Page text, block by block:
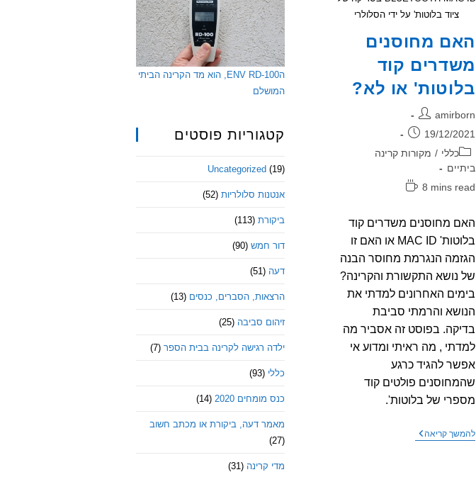
הENV RD-100, הוא מד הקרינה הביתי
המושלם
קטגוריות פוסטים
Uncategorized (19)
אנטנות סלולריות (52)
ביקורת (113)
דור חמש (90)
דעה (51)
הרצאות, הסברים, כנסים (13)
זיהום סביבה (25)
ילדה רגישה לקרינה בבית הספר (7)
כללי (93)
כנס מומחים 2020 (14)
מאמר דעה, ביקורת או מכתב חשוב
(27)
מדי קרינה (31)
ציוד בלוטות' על ידי הסלולרי
האם מחוסנים
משדרים קוד
בלוטות' או לא?
מחבר:
amirborn
פורסם:
19/12/2021
קטגוריה:
כללי / מקורות קרינה
ביתיים
זמן
8 mins read
האם מחוסנים משדרים קוד
בלוטות' MAC ID או האם זו
הגזמה הנגרמת מחוסר הבנה
של נושא התקשורת והקרינה?
בימים האחרונים למדתי את
הנושא והרמתי סביבת
בדיקה. בפוסט זה אסביר מה
למדתי , מה ראיתי ומדוע אי
אפשר להגיד כרגע
שהמחוסנים פולטים קוד
מספרי של בלוטות'.
להמשך קריאההאם